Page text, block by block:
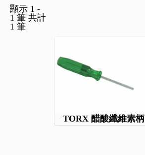
聯絡我們
顯示 1 -
1 筆 共計
1 筆
TORX 醋酸纖維素柄